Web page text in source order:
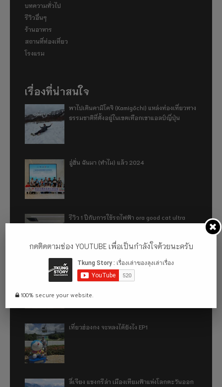
บทความทั่วไป
รีวิวอื่นๆ
ร้านอาหาร
สถานที่ท่องเที่ยว
โรงแรม
เรื่องที่น่าสนใจ
พาไปเดินคามิโคจิ (Kamigōchi) แหล่งท่องเที่ยวทาง
ธรรมชาติที่ตั้งอยู่ในเขตเทือกเขาแอลป์ญี่ปุ่น
อู่ฮั่น ฉันมา (ทำไม) แล้ว 2024
รีวิว 1 ปีกับการใช้รถไฟฟ้า ora good cat ultra
เที่ยวฮ่องกง จะหลงได้ยังไง EP2
เที่ยวฮ่องกง จะหลงได้ยังไง EP1
ลี่เจียง แชงกรีล่า เมืองเทียมฟ้าแห่งโลกตะวันออก
กดติดตามช่อง YOUTUBE เพื่อเป็นกำลังใจด้วยนะครับ
100% secure your website.